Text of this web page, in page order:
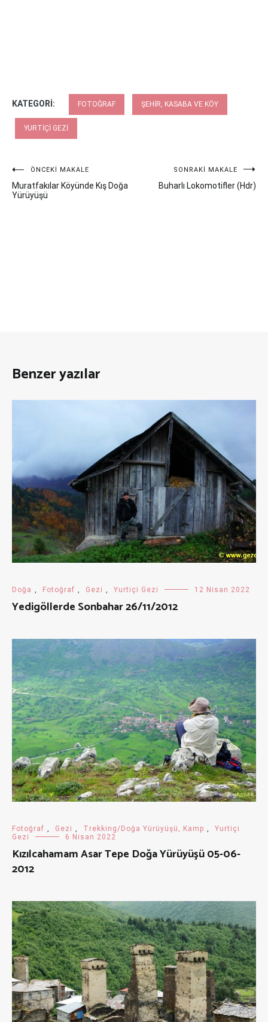
KATEGORI: FOTOĞRAF ŞEHIR, KASABA VE KÖY
YURTIÇI GEZI
Yazı
gezinmesi
ÖNCEKI MAKALE
Muratfakılar Köyünde Kış Doğa
Yürüyüşü
SONRAKI MAKALE
Buharlı Lokomotifler (Hdr)
Benzer yazılar
Doğa , Fotoğraf , Gezi , Yurtiçi Gezi 12 Nisan 2022
Yedigöllerde Sonbahar 26/11/2012
Fotoğraf , Gezi , Trekking/Doğa Yürüyüşü, Kamp ,
Yurtiçi
Gezi
6 Nisan 2022
Kızılcahamam Asar Tepe Doğa Yürüyüşü 05-06-
2012